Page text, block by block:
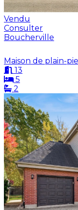
Vendu
Consulter
Boucherville
Maison de plain-
13
5
2